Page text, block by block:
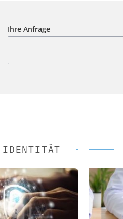
Ihre Anfrage